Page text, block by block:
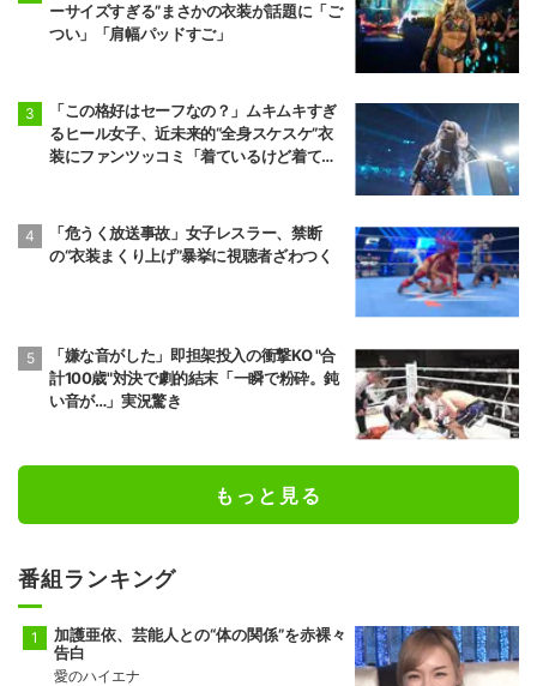
ーサイズすぎる”まさかの衣装が話題に「ご
つい」「肩幅パッドすご」
「この格好はセーフなの？」ムキムキすぎ
るヒール女子、近未来的“全身スケスケ”衣
装にファンツッコミ「着ているけど着てい
「危うく放送事故」女子レスラー、禁断
の“衣装まくり上げ”暴挙に視聴者ざわつく
「嫌な音がした」即担架投入の衝撃KO "合
計100歳"対決で劇的結末「一瞬で粉砕。鈍
い音が…」実況驚き
もっと見る
番組ランキング
加護亜依、芸能人との“体の関係”を赤裸々
告白
愛のハイエナ